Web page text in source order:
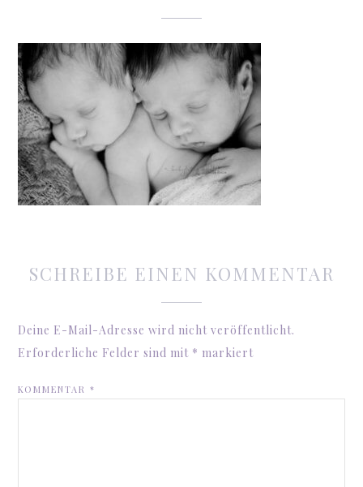
SCHREIBE EINEN KOMMENTAR
Deine E-Mail-Adresse wird nicht veröffentlicht.
Erforderliche Felder sind mit * markiert
KOMMENTAR*